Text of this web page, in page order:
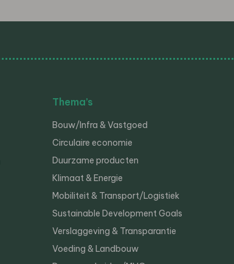
Thema’s
Bouw/Infra & Vastgoed
Circulaire economie
Duurzame producten
Klimaat & Energie
Mobiliteit & Transport/Logistiek
Sustainable Development Goals
Verslaggeving & Transparantie
Voeding & Landbouw